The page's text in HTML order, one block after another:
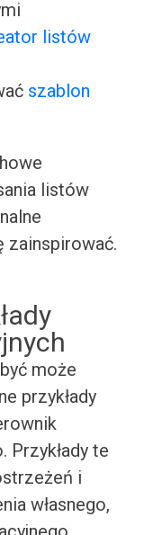
listów
szablon
listów
zainspirować.
może
przykłady
Przykłady te
i
własnego,